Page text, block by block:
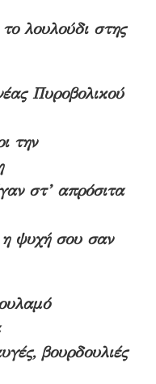
το λουλούδι στης
Πυροβολικού
την
στ’ απρόσιτα
ψυχή σου σαν
βουρδουλιές